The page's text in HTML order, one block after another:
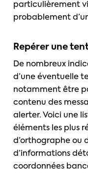
particulièrement
probablement
Repérer une
De nombreux
d’une éventuelle
notamment être
contenu des
alerter. Voici une
éléments les plus
d’orthographe ou
d’informations
coordonnées